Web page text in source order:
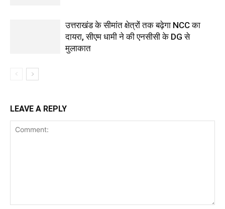
उत्तराखंड के सीमांत क्षेत्रों तक बढ़ेगा NCC का
दायरा, सीएम धामी ने की एनसीसी के DG से
मुलाकात
LEAVE A REPLY